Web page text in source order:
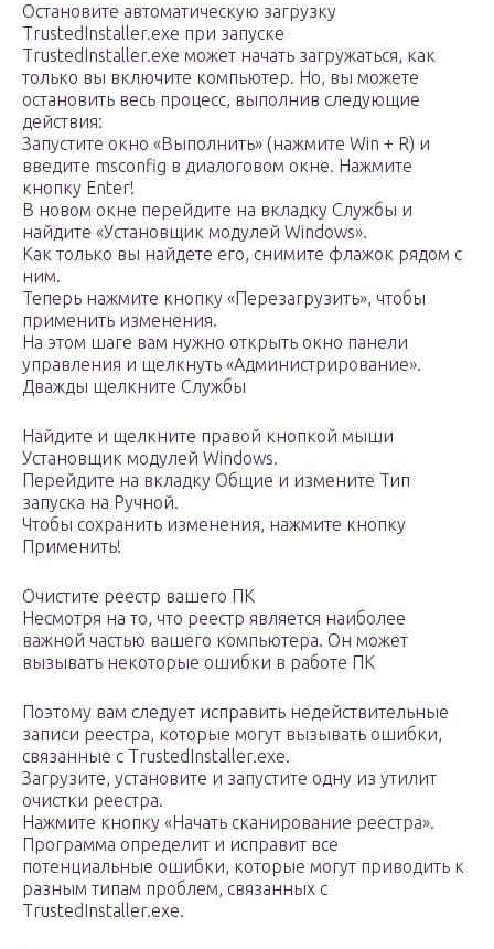
Остановите автоматическую загрузку
TrustedInstaller.exe при запуске
TrustedInstaller.exe может начать загружаться, как
только вы включите компьютер. Но, вы можете
остановить весь процесс, выполнив следующие
действия:
Запустите окно «Выполнить» (нажмите Win + R) и
введите msconfig в диалоговом окне. Нажмите
кнопку Enter!
В новом окне перейдите на вкладку Службы и
найдите «Установщик модулей Windows».
Как только вы найдете его, снимите флажок рядом с
ним.
Теперь нажмите кнопку «Перезагрузить», чтобы
применить изменения.
На этом шаге вам нужно открыть окно панели
управления и щелкнуть «Администрирование».
Дважды щелкните Службы
Найдите и щелкните правой кнопкой мыши
Установщик модулей Windows.
Перейдите на вкладку Общие и измените Тип
запуска на Ручной.
Чтобы сохранить изменения, нажмите кнопку
Применить!
Очистите реестр вашего ПК
Несмотря на то, что реестр является наиболее
важной частью вашего компьютера. Он может
вызывать некоторые ошибки в работе ПК
Поэтому вам следует исправить недействительные
записи реестра, которые могут вызывать ошибки,
связанные с TrustedInstaller.exe.
Загрузите, установите и запустите одну из утилит
очистки реестра.
Нажмите кнопку «Начать сканирование реестра».
Программа определит и исправит все
потенциальные ошибки, которые могут приводить к
разным типам проблем, связанных с
TrustedInstaller.exe.